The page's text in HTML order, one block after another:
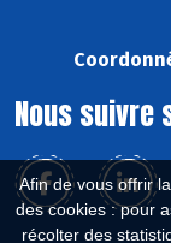
Afin de vous offrir
des cookies : pour
récolter des
Nous suivre